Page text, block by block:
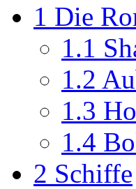
1 Die
1.1
1.2
1.3
1.4
2 Schiffe